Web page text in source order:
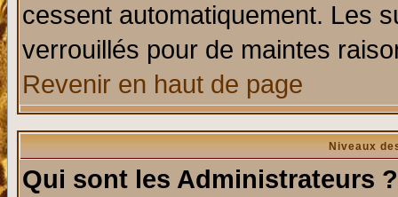
cessent automatiquement. Les
verrouillés pour de maintes
Revenir en haut de page
Niveaux
Qui sont les Administrateurs ?